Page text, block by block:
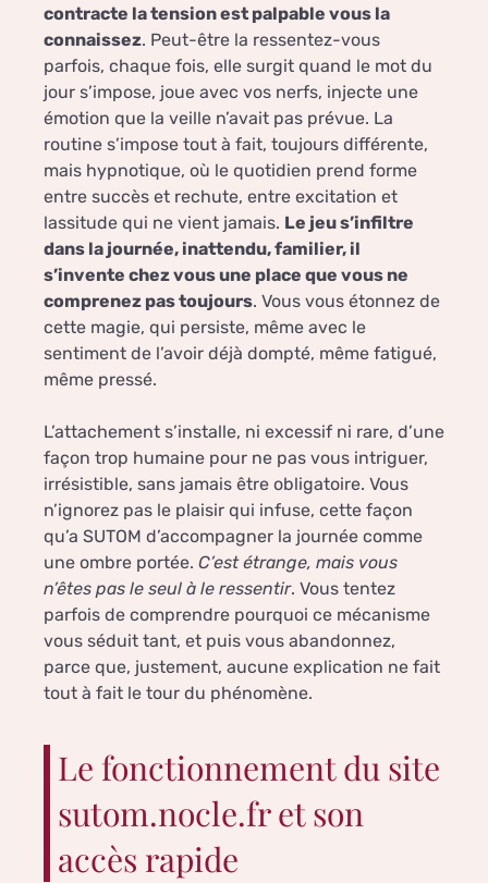
contracte la tension est palpable vous la
connaissez. Peut-être la ressentez-vous
parfois, chaque fois, elle surgit quand le mot du
jour s’impose, joue avec vos nerfs, injecte une
émotion que la veille n’avait pas prévue. La
routine s’impose tout à fait, toujours différente,
mais hypnotique, où le quotidien prend forme
entre succès et rechute, entre excitation et
lassitude qui ne vient jamais. Le jeu s’infiltre
dans la journée, inattendu, familier, il
s’invente chez vous une place que vous ne
comprenez pas toujours. Vous vous étonnez de
cette magie, qui persiste, même avec le
sentiment de l’avoir déjà dompté, même fatigué,
même pressé.
L’attachement s’installe, ni excessif ni rare, d’une
façon trop humaine pour ne pas vous intriguer,
irrésistible, sans jamais être obligatoire. Vous
n’ignorez pas le plaisir qui infuse, cette façon
qu’a SUTOM d’accompagner la journée comme
une ombre portée. C’est étrange, mais vous
n’êtes pas le seul à le ressentir. Vous tentez
parfois de comprendre pourquoi ce mécanisme
vous séduit tant, et puis vous abandonnez,
parce que, justement, aucune explication ne fait
tout à fait le tour du phénomène.
Le fonctionnement du site
sutom.nocle.fr et son
accès rapide